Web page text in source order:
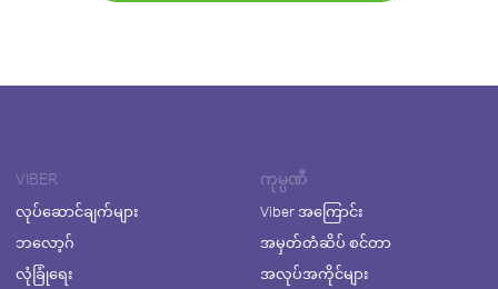
VIBER
လုပ်ဆောင်ချက်များ
ဘလော့ဂ်
လုံခြုံရေး
ကုမ္ပဏီ
Viber အကြောင်း
အမှတ်တံဆိပ် စင်တာ
အလုပ်အကိုင်များ